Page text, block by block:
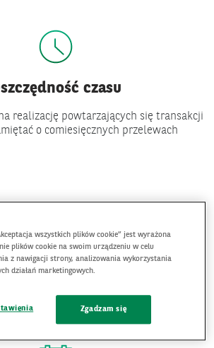
czasu
realizację powtarzających się transakcji
o comiesięcznych przelewach
Bezpieczeństwo
zostanie wykonana bez zgody Klienta
wszystkich plików cookie” jest wyrażona
plików cookie na swoim urządzeniu w celu
z nawigacji strony, analizowania wykorzystania
działań marketingowych.
Zgadzam się